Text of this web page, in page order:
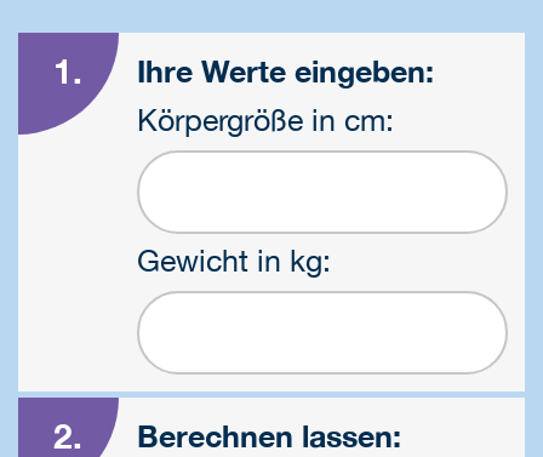
1. Ihre Werte eingeben:
Körpergröße in cm:
Gewicht in kg:
2. Berechnen lassen: